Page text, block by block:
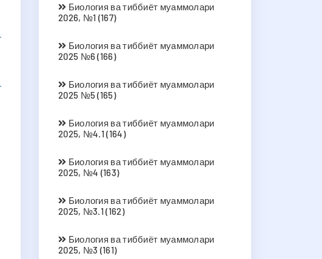
Биология ва тиббиёт муаммолари
2026, №1 (167)
Биология ва тиббиёт муаммолари
2025 №6 (166)
Биология ва тиббиёт муаммолари
2025 №5 (165)
Биология ва тиббиёт муаммолари
2025, №4.1 (164)
Биология ва тиббиёт муаммолари
2025, №4 (163)
Биология ва тиббиёт муаммолари
2025, №3.1 (162)
Биология ва тиббиёт муаммолари
2025, №3 (161)